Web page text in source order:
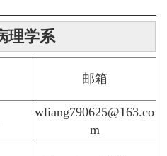
理学系
邮箱
wliang790625@163.co
m